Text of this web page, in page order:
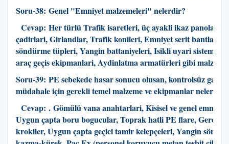
Soru-38: Genel "Emniyet malzemeleri" nelerdir?
Cevap: Her türlü Trafik isaretleri, üç ayakli ikaz
çadirlari, Girlandlar, Trafik konileri, Emniyet serit bantlari,
söndürme tüpleri, Yangin battaniyeleri, Isikli uyari sistemleri,
araç geçis ekipmanlari, Aydinlatma armatürleri gibi
Soru-39: PE sebekede hasar sonucu olusan, kontrolsüz gaz
müdahale için gerekli temel malzeme ve ekipmanlar nelerdir?
Cevap: . Gömülü vana anahtarlari, Kisisel ve genel emniyet
Uygun çapta boru bogucular, Toprak hatli PE flare, Gerekli
krokiler, Uygun çapta geçici tamir kelepçeleri, Yangin